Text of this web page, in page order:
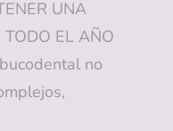
UNA
EL AÑO
no